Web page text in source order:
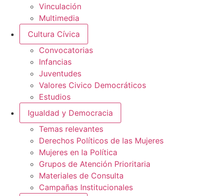
Vinculación
Multimedia
Cultura Cívica
Convocatorias
Infancias
Juventudes
Valores Civico Democráticos
Estudios
Igualdad y Democracia
Temas relevantes
Derechos Políticos de las Mujeres
Mujeres en la Política
Grupos de Atención Prioritaria
Materiales de Consulta
Campañas Institucionales